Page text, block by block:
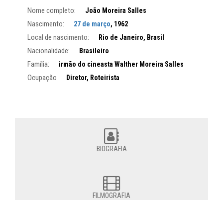
Nome completo: João Moreira Salles
Nascimento: 27 de março, 1962
Local de nascimento: Rio de Janeiro, Brasil
Nacionalidade: Brasileiro
Família: irmão do cineasta Walther Moreira Salles
Ocupação Diretor, Roteirista
BIOGRAFIA
FILMOGRAFIA